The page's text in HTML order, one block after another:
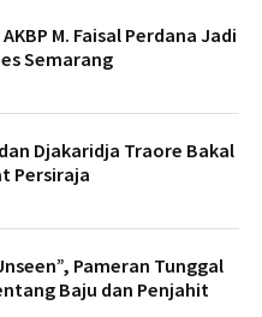
M. Faisal Perdana Jadi
Semarang
Djakaridja Traore Bakal
Persiraja
Pameran Tunggal
Baju dan Penjahit